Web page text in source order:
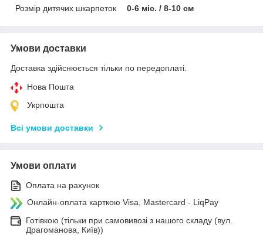
Розмір дитячих шкарпеток
0-6 міс. / 8-10 см
Умови доставки
Доставка здійснюється тільки по передоплаті.
Нова Пошта
Укрпошта
Всі умови доставки
Умови оплати
Оплата на рахунок
Онлайн-оплата карткою Visa, Mastercard - LiqPay
Готівкою (тільки при самовивозі з нашого складу (вул.
Драгоманова, Київ))